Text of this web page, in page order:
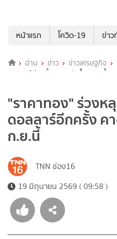
หน้าแรก
โควิด-19 ข่าว
อ่าน ข่าว ข่าวเศรษฐกิจ
ดอลลาร์อีกครั้ง คาดเฟดขึ้นดอกเบี้ยก
"ราคาทอง" ร่วงห
ดอลลาร์อีกครั้ง ค
ก.ย.นี้
TNN ช่อง16
19 มิถุนายน 2569 ( 09:58 )